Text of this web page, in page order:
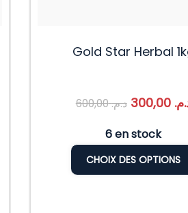
Gold Star Herbal
د.م.600,00 300,00
6 en stock
CHOIX DES OPTIONS